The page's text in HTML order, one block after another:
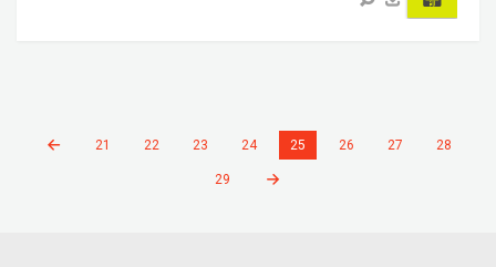
21 22 23 24 25 26 27 28
29